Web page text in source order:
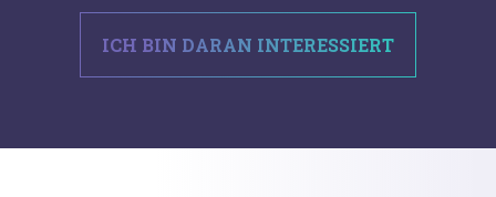
ICH BIN DARAN INTERESSIERT